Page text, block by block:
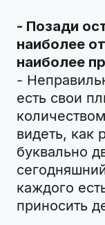
- Позади
наиболее
наиболее
-
есть свои
видеть, как
буквально
каждого
приносить